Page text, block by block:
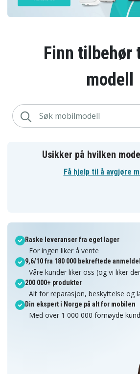
Finn tilbehør
modell
Usikker på hvilken
Få hjelp til å avgjøre
Raske leveranser fra eget lager
For ingen liker å vente
9,6/10 fra 180 000 bekreftede
Våre kunder liker oss (og vi liker
200 000+ produkter
Alt for reparasjon, beskyttelse og
Din ekspert i Norge på alt for mobilen
Med over 1 000 000 fornøyde